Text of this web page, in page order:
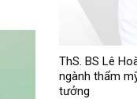
ThS. BS Lê
ngành thẩm
tưởng